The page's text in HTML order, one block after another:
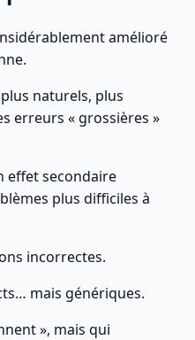
amélioré
naturels, plus
erreurs « grossières »
effet secondaire
plus difficiles à
incorrectes.
mais génériques.
», mais qui